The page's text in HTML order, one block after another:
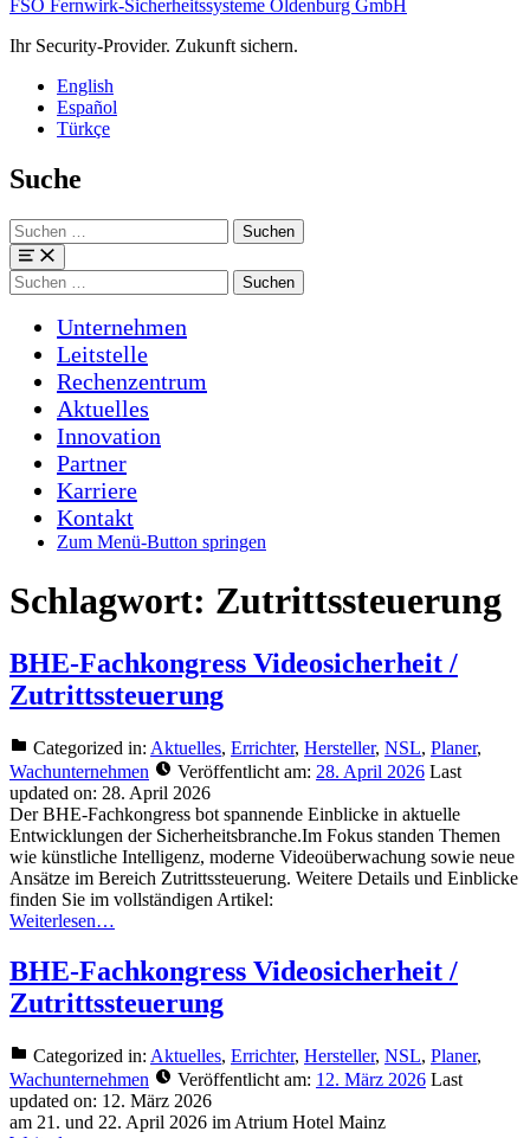
FSO Fernwirk-Sicherheitssysteme Oldenburg GmbH
Ihr Security-Provider. Zukunft sichern.
English
Español
Türkçe
Suche
Suchen
nach:
Menü
Suchen
nach:
Unternehmen
Leitstelle
Rechenzentrum
Aktuelles
Innovation
Partner
Karriere
Kontakt
Zum Menü-Button springen
Schlagwort: Zutrittssteuerung
BHE-Fachkongress Videosicherheit /
Zutrittssteuerung
Categorized in: Aktuelles, Errichter, Hersteller, NSL, Planer,
Wachunternehmen
Veröffentlicht am: 28. April 2026 Last
updated on: 28. April 2026
Der BHE-Fachkongress bot spannende Einblicke in aktuelle
Entwicklungen der Sicherheitsbranche.Im Fokus standen Themen
wie künstliche Intelligenz, moderne Videoüberwachung sowie neue
Ansätze im Bereich Zutrittssteuerung. Weitere Details und Einblicke
finden Sie im vollständigen Artikel:
Weiterlesen…
BHE-Fachkongress Videosicherheit /
Zutrittssteuerung
Categorized in: Aktuelles, Errichter, Hersteller, NSL, Planer,
Wachunternehmen
Veröffentlicht am: 12. März 2026 Last
updated on: 12. März 2026
am 21. und 22. April 2026 im Atrium Hotel Mainz